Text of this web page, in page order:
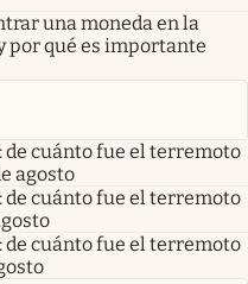
una moneda en la
por qué es importante
de cuánto fue el terremoto
agosto
de cuánto fue el terremoto
de cuánto fue el terremoto